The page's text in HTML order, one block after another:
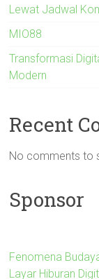
Lewat Jadwal
MIO88
Transformasi
Modern
Recent
No comments to
Sponsor
Fenomena
Layar Hiburan